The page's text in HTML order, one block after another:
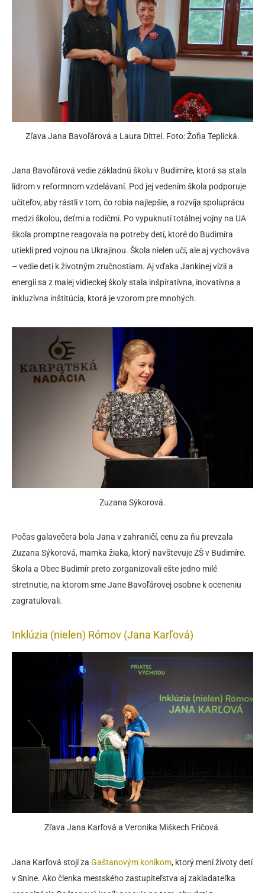
Zľava Jana Bavoľárová a Laura Dittel. Foto: Žofia Teplická.
Jana Bavoľárová vedie základnú školu v Budimíre, ktorá sa stala
lídrom v reformnom vzdelávaní. Pod jej vedením škola podporuje
učiteľov, aby rástli v tom, čo robia najlepšie, a rozvíja spoluprácu
medzi školou, deťmi a rodičmi. Po vypuknutí totálnej vojny na UA
škola promptne reagovala na potreby detí, ktoré do Budimíra
utiekli pred vojnou na Ukrajinou. Škola nielen učí, ale aj vychováva
– vedie deti k životným zručnostiam. Aj vďaka Jankinej vízii a
energii sa z malej vidieckej školy stala inšpiratívna, inovatívna a
inkluzívna inštitúcia, ktorá je vzorom pre mnohých.
Zuzana Sýkorová.
Počas galavečera bola Jana v zahraničí, cenu za ňu prevzala
Zuzana Sýkorová, mamka žiaka, ktorý navštevuje ZŠ v Budimíre.
Škola a Obec Budimír preto zorganizovali ešte jedno milé
stretnutie, na ktorom sme Jane Bavoľárovej osobne k oceneniu
zagratulovali.
Inklúzia (nielen) Rómov (Jana Karľová)
Zľava Jana Karľová a Veronika Miškech Fričová.
Jana Karľová stojí za Gaštanovým koníkom, ktorý mení životy detí
v Snine. Ako členka mestského zastupiteľstva aj zakladateľka